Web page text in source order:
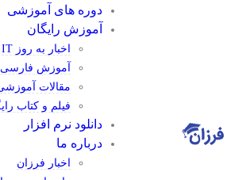
دوره های آموزشی
آموزش رایگان
اخبار به روز IT
آموزش
مقالات
فیلم و کتاب
دانلود نرم افزار
درباره ما
اخبار فرزان